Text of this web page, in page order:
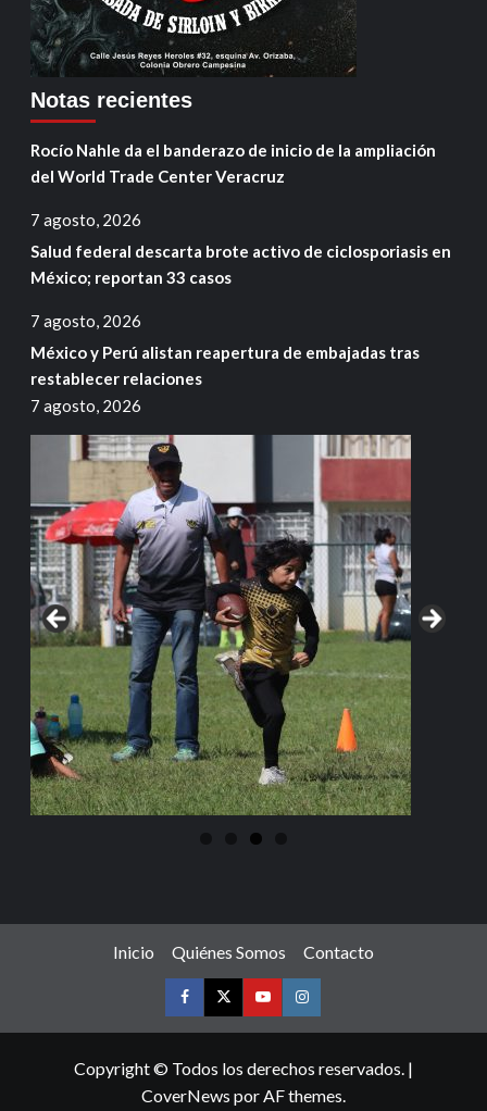
Notas recientes
Rocío Nahle da el banderazo de inicio de la ampliación
del World Trade Center Veracruz
7 agosto, 2026
Salud federal descarta brote activo de ciclosporiasis en
México; reportan 33 casos
7 agosto, 2026
México y Perú alistan reapertura de embajadas tras
restablecer relaciones
7 agosto, 2026
Inicio Quiénes Somos Contacto
Copyright © Todos los derechos reservados. |
CoverNews por AF themes.